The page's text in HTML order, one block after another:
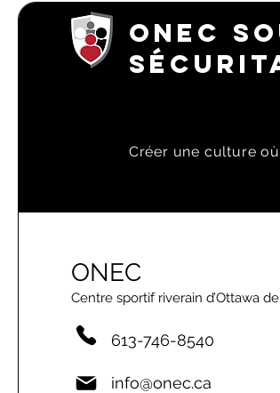
ONEC
Créer une culture
ONEC
Centre sportif riverain d’Ottawa
613-746-8540
info@onec.ca